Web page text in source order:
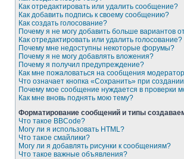
Как отредактировать или удалить сообщение?
Как добавить подпись к своему сообщению?
Как создать голосование?
Почему я не могу добавить больше вариантов
Как отредактировать или удалить голосование?
Почему мне недоступны некоторые форумы?
Почему я не могу добавлять вложения?
Почему я получил предупреждение?
Как мне пожаловаться на сообщения
Что означает кнопка «Сохранить» при
Почему мое сообщение нуждается в проверки
Как мне вновь поднять мою тему?
Форматирование сообщений и типы
Что такое BBCode?
Могу ли я использовать HTML?
Что такое смайлики?
Могу ли я добавлять рисунки к сообщениям?
Что такое важные объявления?